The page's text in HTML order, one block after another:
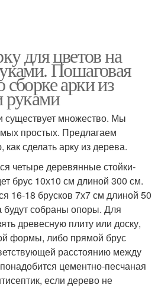
для цветов на
Пошаговая
арки из
руками
существует множество. Мы
простых. Предлагаем
сделать арку из дерева.
четыре деревянные стойки-
брус 10х10 см длиной 300 см.
16-18 брусков 7х7 см длиной 50
будут собраны опоры. Для
древесную плиту или доску,
формы, либо прямой брус
расстоянию между
цементно-песчаная
если дерево не